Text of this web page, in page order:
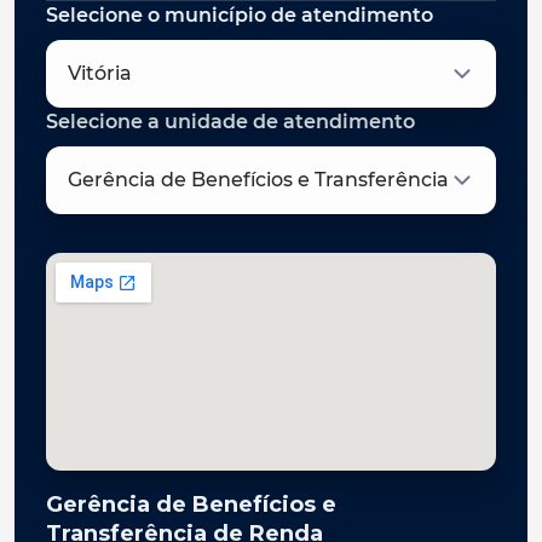
Selecione o município de atendimento
Selecione a unidade de atendimento
Gerência de Benefícios e
Transferência de Renda